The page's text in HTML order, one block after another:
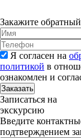
Закажите
Я согласен на
политикой в
ознакомлен и
Заказать
Записаться на
экскурсию
Введите
подтверждением